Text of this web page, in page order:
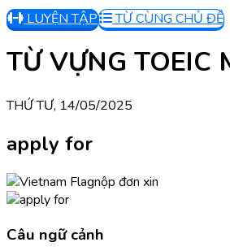
LUYỆN TẬP
TỪ CÙNG CHỦ ĐỀ
TỪ VỰNG TOEIC
THỨ TƯ, 14/05/2025
apply for
nộp đơn xin
Câu ngữ cảnh